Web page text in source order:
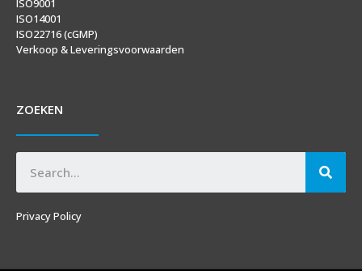
ISO9001
ISO14001
ISO22716 (cGMP)
Verkoop & Leveringsvoorwaarden
ZOEKEN
Privacy Policy